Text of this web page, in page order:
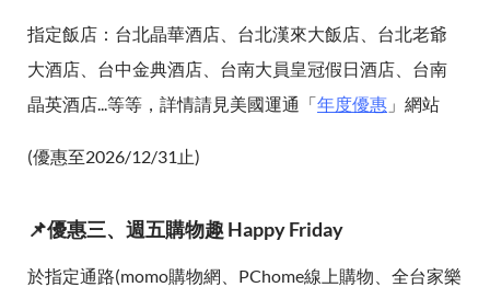
指定飯店：台北晶華酒店、台北漢來大飯店、台北老爺
大酒店、台中金典酒店、台南大員皇冠假日酒店、台南
晶英酒店...等等，詳情請見美國運通「年度優惠 」網站
(優惠至2026/12/31止)
📌優惠三、週五購物趣 Happy Friday
於指定通路(momo購物網、PChome線上購物、全台家樂